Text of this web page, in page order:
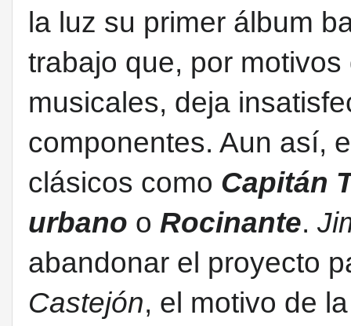
la luz su primer álbum
trabajo que, por
musicales, deja
componentes. Aun así,
clásicos como Capitán
urbano o Rocinante.
abandonar el proyecto
Castejón, el motivo de